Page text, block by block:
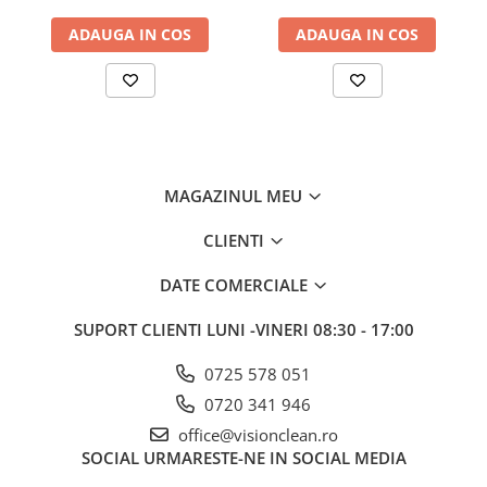
cupru, alama).
TIMP DE ACTIUNE: 5 MINUTE
Forma de livrare:flacon de plastic 750 ml cu pulverizator
ADAUGA IN COS ADAUGA IN COS
MAGAZINUL MEU
CLIENTI
DATE COMERCIALE
SUPORT CLIENTI LUNI -VINERI 08:30 - 17:00
0725 578 051
0720 341 946
office@visionclean.ro
SOCIAL URMARESTE-NE IN SOCIAL MEDIA